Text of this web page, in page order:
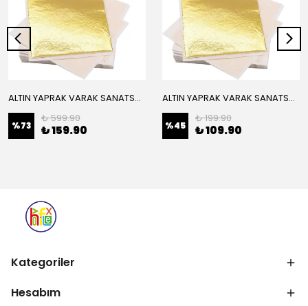
ALTIN YAPRAK VARAK SANATSAL BÜYÜK BOY FOLYO EPOKSİ REÇİNE NAİL ART 16 ADET 14X14 CM ALTIN RENK
%73
₺ 599.90
₺ 159.90
ALTIN YAPRAK VARAK SANATSAL BÜYÜK BOY FOLYO EPOKSİ REÇİNE NAİL ART 8 ADET ALTIN RENK 14X14 CM
%45
₺ 199.90
₺ 109.90
Kategoriler
Hesabım